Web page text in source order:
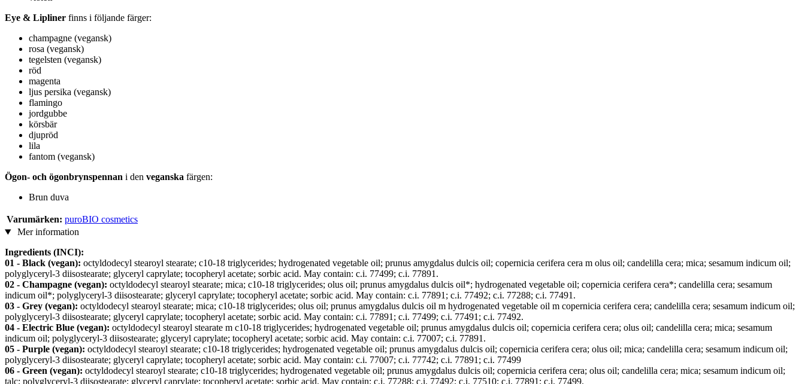
Eye & Lipliner finns i följande färger:
champagne (vegansk)
rosa (vegansk)
tegelsten (vegansk)
röd
magenta
ljus persika (vegansk)
flamingo
jordgubbe
körsbär
djupröd
lila
fantom (vegansk)
Ögon- och ögonbrynspennan i den veganska färgen:
Brun duva
Varumärken: puroBIO cosmetics
Mer information
Ingredients (INCI):
01 - Black (vegan): octyldodecyl stearoyl stearate; c10-18 triglycerides; hydrogenated vegetable oil; prunus amygdalus dulcis oil; copernicia cerifera cera m olus oil; candelilla cera; mica; sesamum indicum oil;
polyglyceryl-3 diisostearate; glyceryl caprylate; tocopheryl acetate; sorbic acid. May contain: c.i. 77499; c.i. 77891.
02 - Champagne (vegan): octyldodecyl stearoyl stearate; mica; c10-18 triglycerides; olus oil; prunus amygdalus dulcis oil*; hydrogenated vegetable oil; copernicia cerifera cera*; candelilla cera; sesamum
indicum oil*; polyglyceryl-3 diisostearate; glyceryl caprylate; tocopheryl acetate; sorbic acid. May contain: c.i. 77891; c.i. 77492; c.i. 77288; c.i. 77491.
03 - Grey (vegan): octyldodecyl stearoyl stearate; mica; c10-18 triglycerides; olus oil; prunus amygdalus dulcis oil m hydrogenated vegetable oil m copernicia cerifera cera; candelilla cera; sesamum indicum oil;
polyglyceryl-3 diisostearate; glyceryl caprylate; tocopheryl acetate; sorbic acid. May contain: c.i. 77891; c.i. 77499; c.i. 77491; c.i. 77492.
04 - Electric Blue (vegan): octyldodecyl stearoyl stearate m c10-18 triglycerides; hydrogenated vegetable oil; prunus amygdalus dulcis oil; copernicia cerifera cera; olus oil; candelilla cera; mica; sesamum
indicum oil; polyglyceryl-3 diisostearate; glyceryl caprylate; tocopheryl acetate; sorbic acid. May contain: c.i. 77007; c.i. 77891.
05 - Purple (vegan): octyldodecyl stearoyl stearate; c10-18 triglycerides; hydrogenated vegetable oil; prunus amygdalus dulcis oil; copernicia cerifera cera; olus oil; mica; candelilla cera; sesamum indicum oil;
polyglyceryl-3 diisostearate; glyceryl caprylate; tocopheryl acetate; sorbic acid. May contain: c.i. 77007; c.i. 77742; c.i. 77891; c.i. 77499
06 - Green (vegan): octyldodecyl stearoyl stearate; c10-18 triglycerides; hydrogenated vegetable oil; prunus amygdalus dulcis oil; copernicia cerifera cera; olus oil; candelilla cera; mica; sesamum indicum oil;
talc; polyglyceryl-3 diisostearate; glyceryl caprylate; tocopheryl acetate; sorbic acid. May contain: c.i. 77288; c.i. 77492; c.i. 77510; c.i. 77891; c.i. 77499.